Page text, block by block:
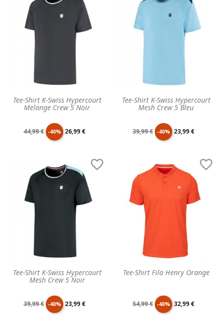
base base
Tee-Shirt K-Swiss Hypercourt
Melange Crew 5 Noir
Prix
base
44,99 € -40% Prix
26,99 €
Tee-Shirt K-Swiss Hypercourt
Mesh Crew 5 Bleu
Prix
base
39,99 € -40% Prix
23,99 €
Tee-Shirt K-Swiss Hypercourt
Mesh Crew 5 Noir

Prix
39,99 € -40% Prix
23,99 €
Tee-Shirt Fila Henry Orange

Prix
54,99 € -40% Prix
32,99 €